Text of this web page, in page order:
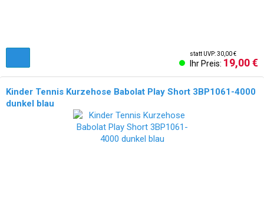
statt UVP: 30,00 €
Ihr Preis: 19,00 €
Kinder Tennis Kurzehose Babolat Play Short 3BP1061-4000
dunkel blau